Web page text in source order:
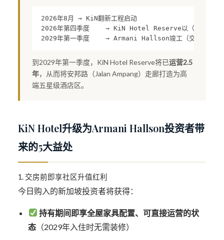
2026年8月 → KiN翻新工程启动
2026年第四季度    → KiN Hotel Reserve以（五星级）
到2029年第一季度，KiN Hotel Reserve将已运营2.5
年，从而将安邦路（Jalan Ampang）走廊打造为高
端五星级酒店区。
KiN Hotel升级为Armani Hallson投资者带
来的5大益处
1. 交房前即享社区升值红利
今日购入的新加坡投资者将获得：
持有期间即享全屋家具配置、可直接运营的状
态 （2029年入住时无需装修）